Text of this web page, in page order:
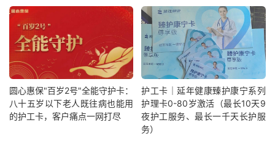
圆心惠保"百岁2号"全能守护卡：
八十五岁以下老人既往病也能用
的护工卡，客户痛点一网打尽
护工卡｜延年健康臻护康宁系列
护理卡0-80岁激活（最长10天9
夜护工服务、最长一千天长护服
务）